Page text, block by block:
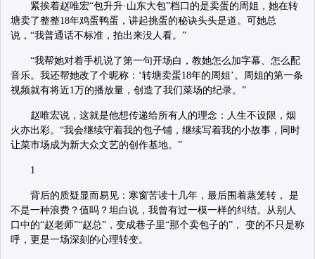
紧挨着赵唯宏“包升升·山东大包”档口的是卖蛋的周姐，她在转
塘卖了整整18年鸡蛋鸭蛋，讲起挑蛋的秘诀头头是道。可她总
说，“我普通话不标准，拍出来没人看。”
“我帮她对着手机说了第一句开场白，教她怎么加字幕、怎么配
音乐。我还帮她改了个昵称：‘转塘卖蛋18年的周姐’。周姐的第一条
视频就有将近1万的播放量，创造了我们菜场的纪录。”
赵唯宏说，这就是他想传递给所有人的理念：人生不设限，烟
火亦出彩。“我会继续守着我的包子铺，继续写着我的小故事，同时
让菜市场成为新大众文艺的创作基地。”
1
背后的质疑显而易见：寒窗苦读十几年，最后围着蒸笼转， 是
不是一种浪费？值吗？坦白说，我曾有过一模一样的纠结。从别人
口中的“赵老师”“赵总”，变成巷子里“那个卖包子的”， 变的不只是称
呼，更是一场深刻的心理转变。